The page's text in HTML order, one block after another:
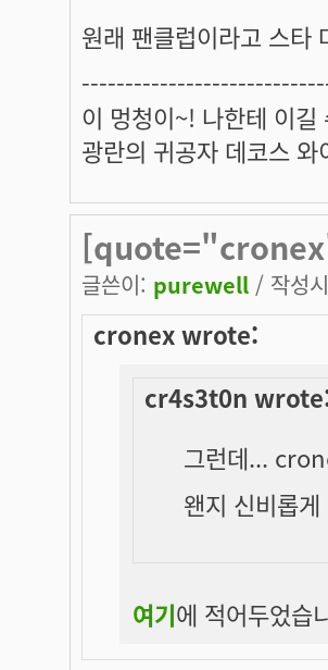
원래 팬클럽이라고 스타
이 멍청이~! 나한테 이
광란의 귀공자 데코스
글쓴이: purewell / 작성
cronex wrote:
cr4s3t0n
그런데...
왠지 신비롭
여기에 적어두었습